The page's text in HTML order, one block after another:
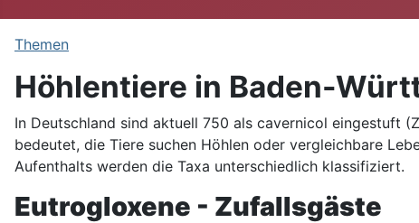
Themen
Höhlentiere in Baden-
In Deutschland sind aktuell 750 als cavernicol eingestuft
bedeutet, die Tiere suchen Höhlen oder vergleichbare
Aufenthalts werden die Taxa unterschiedlich klassifiziert.
Eutrogloxene - Zufallsgäste